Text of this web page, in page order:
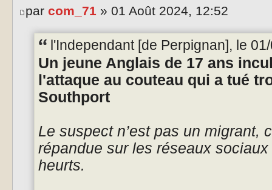
par com_71 » 01 Août 2024, 12:52
l'Independant [de Perpignan], le
Un jeune Anglais de 17 ans
l'attaque au couteau qui a tué
Southport
Le suspect n’est pas un migrant,
répandue sur les réseaux
heurts.